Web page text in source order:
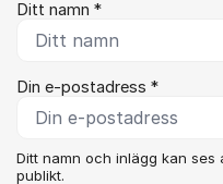
Ditt namn *
Din e-postadress *
Ditt namn och inlägg kan ses
publikt.